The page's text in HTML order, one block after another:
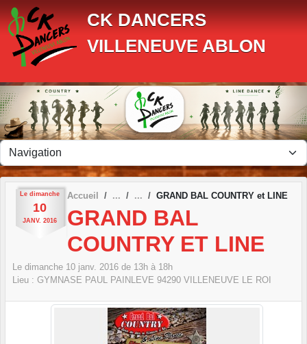
CK DANCERS
VILLENEUVE ABLON
Le dimanche
10
JANV. 2016
Accueil GRAND BAL COUNTRY et LINE
GRAND BAL
COUNTRY ET LINE
Le dimanche 10 janv. 2016 de 13h à 18h
Lieu : GYMNASE PAUL PAINLEVE 94290 VILLENEUVE LE ROI
Panneau de gestion des cookies